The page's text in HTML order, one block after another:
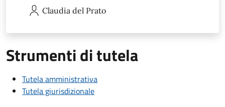
Claudia del Prato
Strumenti di tutela
Tutela amministrativa
Tutela giurisdizionale